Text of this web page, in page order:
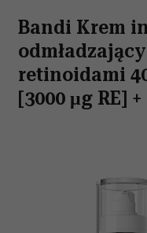
Bandi Krem
retinoidami
[3000 μg RE]